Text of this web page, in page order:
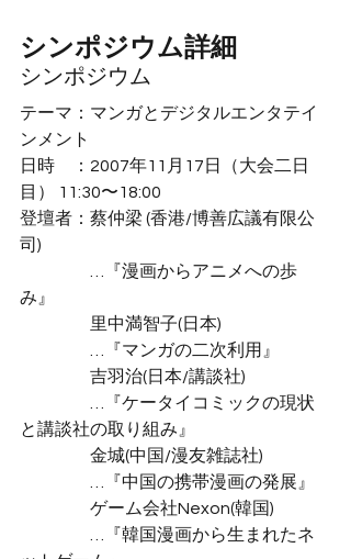
シンポジウム詳細
シンポジウム
テーマ：マンガとデジタルエンタテイ
ンメント
日時　：2007年11月17日（大会二日
目） 11:30〜18:00
登壇者：蔡仲梁 (香港/博善広議有限公
司)
…『漫画からアニメへの歩
み』
里中満智子(日本)
…『マンガの二次利用』
吉羽治(日本/講談社)
…『ケータイコミックの現状
と講談社の取り組み』
金城(中国/漫友雑誌社)
…『中国の携帯漫画の発展』
ゲーム会社Nexon(韓国)
…『韓国漫画から生まれたネ